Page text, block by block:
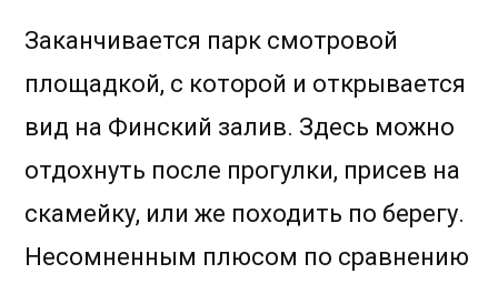
Заканчивается парк смотровой
площадкой, с которой и открывается
вид на Финский залив. Здесь можно
отдохнуть после прогулки, присев на
скамейку, или же походить по берегу.
Несомненным плюсом по сравнению